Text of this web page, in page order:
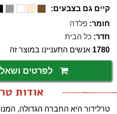
קיים גם בצבעים:
חומר: פלדה
חדר: כל הבית
1780 אנשים התעניינו במוצר זה
לפרטים
אודות
טרלידור היא החברה הגדולה,